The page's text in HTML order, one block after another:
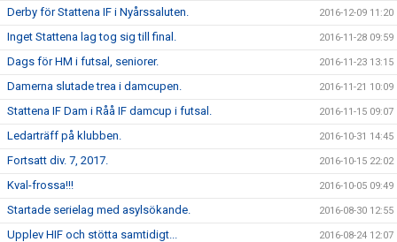
Derby för Stattena IF i Nyårssaluten. 2016-12-09 11:20
Inget Stattena lag tog sig till final. 2016-11-28 09:59
Dags för HM i futsal, seniorer. 2016-11-23 13:15
Damerna slutade trea i damcupen. 2016-11-21 10:09
Stattena IF Dam i Råå IF damcup i futsal. 2016-11-15 09:07
Ledarträff på klubben. 2016-10-31 14:45
Fortsatt div. 7, 2017. 2016-10-15 22:02
Kval-frossa!!! 2016-10-05 09:49
Startade serielag med asylsökande. 2016-08-30 12:55
Upplev HIF och stötta samtidigt... 2016-08-24 12:07